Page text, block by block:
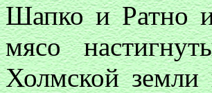
Шапко и Ратно и
мясо
Холмской земли